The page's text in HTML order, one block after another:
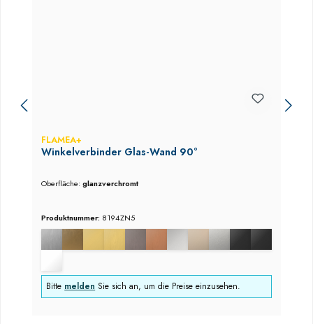
FLAMEA+
Winkelverbinder Glas-Wand 90°
Oberfläche:glanzverchromt
Produktnummer: 8194ZN5
Bitte melden Sie sich an, um die Preise einzusehen.